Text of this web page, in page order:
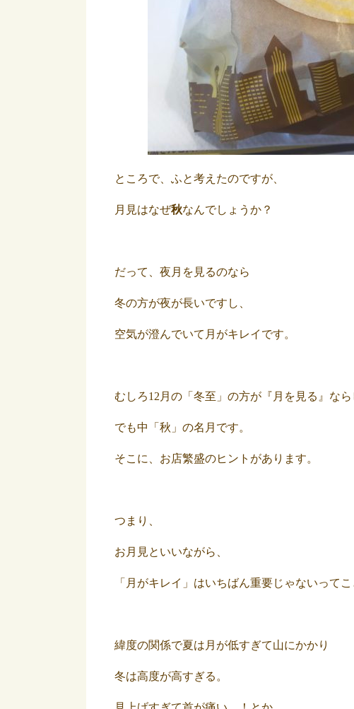
ところで、ふと考えたのですが、
月見はなぜ秋なんでしょうか？
だって、夜月を見るのなら
冬の方が夜が長いですし、
空気が澄んでいて月がキレイです。
むしろ12月の「冬至」の方が『月を見る』な
でも中「秋」の名月です。
そこに、お店繁盛のヒントがあります。
つまり、
お月見といいながら、
「月がキレイ」はいちばん重要じゃないってこ
緯度の関係で夏は月が低すぎて山にかかり
冬は高度が高すぎる。